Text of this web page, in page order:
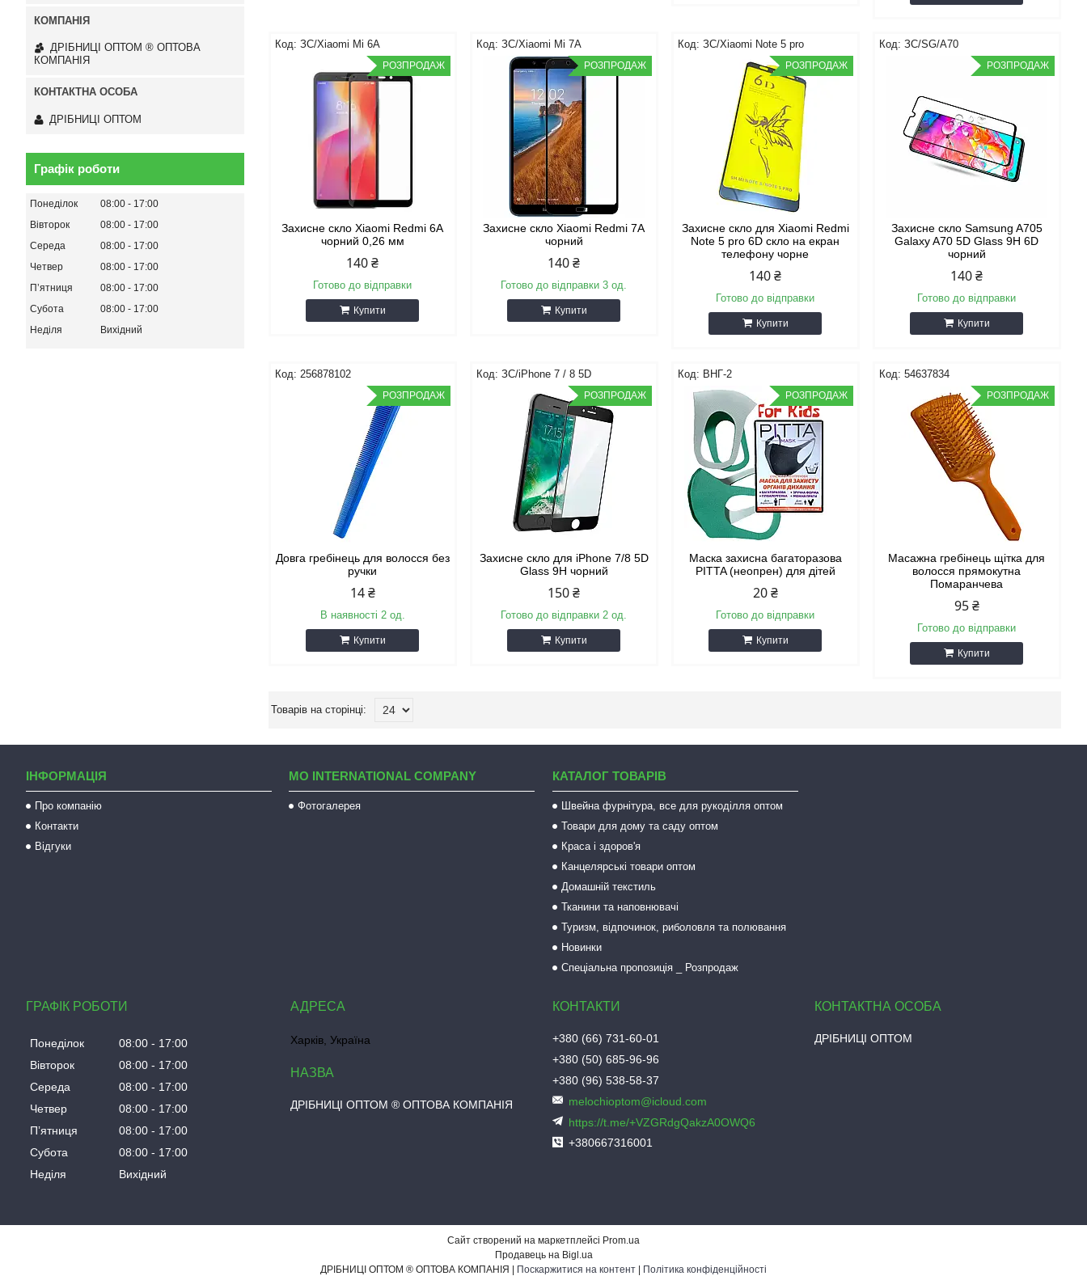
ЗС/Xiaomi Mi 6A
РОЗПРОДАЖ
Захисне скло Xiaomi Redmi 6A
чорний 0,26 мм
140 ₴
Готово до відправки
Купити
ЗС/Xiaomi Mi 7A
РОЗПРОДАЖ
Захисне скло Xiaomi Redmi 7A
чорний
140 ₴
Готово до відправки 3 од.
Купити
ЗС/Xiaomi Note 5 pro
РОЗПРОДАЖ
Захисне скло для Xiaomi Redmi
Note 5 pro 6D скло на екран
телефону чорне
140 ₴
Готово до відправки
Купити
ЗС/SG/A70
РОЗПРОДАЖ
Захисне скло Samsung A705
Galaxy A70 5D Glass 9H 6D
чорний
140 ₴
Готово до відправки
Купити
256878102
РОЗПРОДАЖ
Довга гребінець для волосся без
ручки
14 ₴
В наявності 2 од.
Купити
ЗС/iPhone 7 / 8 5D
РОЗПРОДАЖ
Захисне скло для iPhone 7/8 5D
Glass 9H чорний
150 ₴
Готово до відправки 2 од.
Купити
ВНГ-2
РОЗПРОДАЖ
Маска захисна багаторазова
PITTA (неопрен) для дітей
20 ₴
Готово до відправки
Купити
54637834
РОЗПРОДАЖ
Масажна гребінець щітка для
волосся прямокутна
Помаранчева
95 ₴
Готово до відправки
Купити
ДРІБНИЦІ ОПТОМ ® ОПТОВА
КОМПАНІЯ
ДРІБНИЦІ ОПТОМ
Графік роботи
Понеділок 08:00
17:00
Вівторок
08:00
17:00
Середа
08:00
17:00
Четвер
08:00
17:00
Пʼятниця
08:00
17:00
Субота
08:00
17:00
Неділя
Вихідний
ІНФОРМАЦІЯ
Про компанію
Контакти
Відгуки
MO INTERNATIONAL COMPANY
Фотогалерея
КАТАЛОГ ТОВАРІВ
Швейна фурнітура, все для рукоділля оптом
Товари для дому та саду оптом
Краса і здоров'я
Канцелярські товари оптом
Домашній текстиль
Тканини та наповнювачі
Туризм, відпочинок, риболовля та полювання
Новинки
Спеціальна пропозиція _ Розпродаж
ГРАФІК РОБОТИ
Понеділок 08:00
17:00
Вівторок
08:00
17:00
Середа
08:00
17:00
Четвер
08:00
17:00
Пʼятниця
08:00
17:00
Субота
08:00
17:00
Неділя
Вихідний
Харків, Україна
ДРІБНИЦІ ОПТОМ ® ОПТОВА КОМПАНІЯ
+380 (66) 731-60-01
+380 (50) 685-96-96
+380 (96) 538-58-37
melochioptom@icloud.com
https://t.me/+VZGRdgQakzA0OWQ6
+380667316001
ДРІБНИЦІ ОПТОМ
Сайт створений на маркетплейсі Prom.ua
Продавець на Bigl.ua
Поскаржитися на контент Політика конфіденційності